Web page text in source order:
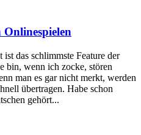
das schlimmste Feature der
bin, wenn ich zocke, stören
man es gar nicht merkt, werden
übertragen. Habe schon
gehört...